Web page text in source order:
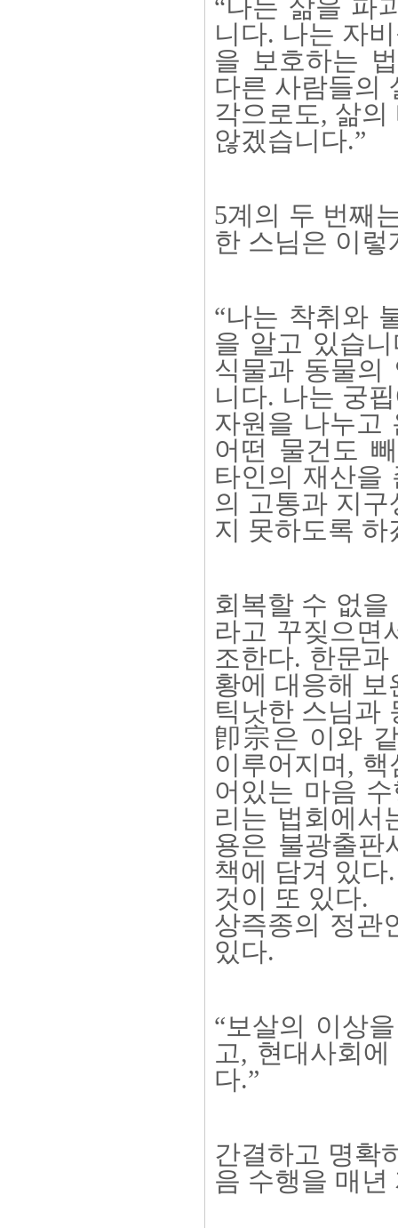
“나는 삶을 파
니다. 나는 자
을 보호하는
다른 사람들의
각으로도, 삶
않겠습니다.”
5계의 두 번째
한 스님은 이렇
“나는 착취와
을 알고 있습
식물과 동물의
니다. 나는 궁
자원을 나누고
어떤 물건도
타인의 재산을
의 고통과 지
지 못하도록 하
회복할 수 없
라고 꾸짖으면
조한다. 한문
황에 대응해
틱낫한 스님과
卽宗은 이와
이루어지며,
어있는 마음
리는 법회에서
용은 불광출판
책에 담겨 있다
것이 또 있다.
상즉종의 정관
있다.
“보살의 이상
고, 현대사회
다.”
간결하고 명확
음 수행을 매